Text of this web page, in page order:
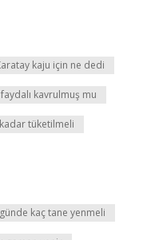
kaju için ne dedi
kavrulmuş mu
tüketilmeli
kaç tane yenmeli